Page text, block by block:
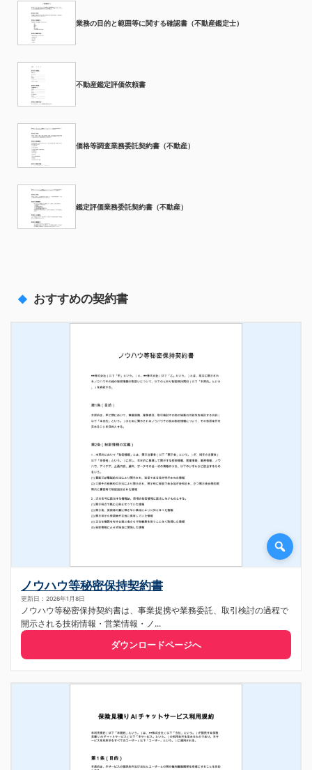
業務の目的と範囲等に関する確認書（不動産鑑定士）
不動産鑑定評価依頼書
価格等調査業務委託契約書（不動産）
鑑定評価業務委託契約書（不動産）
おすすめの契約書
ノウハウ等秘密保持契約書
更新日：2026年1月8日
ノウハウ等秘密保持契約書は、事業提携や業務委託、取引検討の過程で
開示される技術情報・営業情報・ノ...
ダウンロードページへ